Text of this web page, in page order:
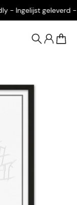
Ingelijst geleverd -